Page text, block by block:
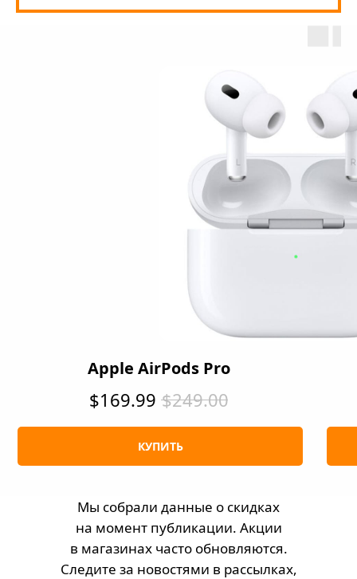
Apple AirPods Pro
$169.99 $249.00
КУПИТЬ
Мы собрали данные о скидках
на момент публикации. Акции
в магазинах часто обновляются.
Следите за новостями в рассылках,